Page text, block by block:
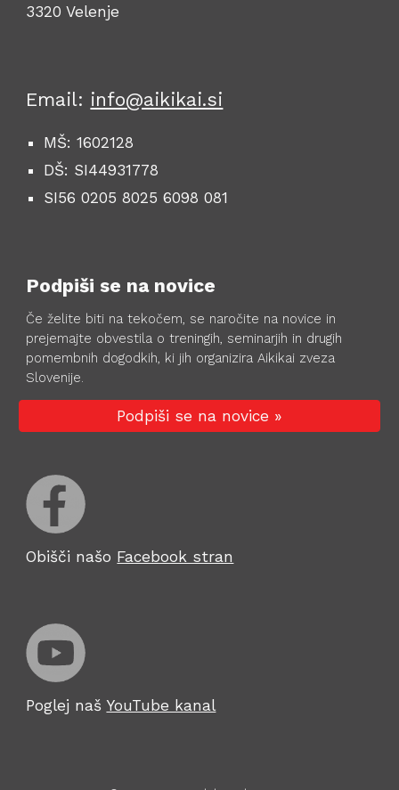
3320 Velenje
Email: info@aikikai.si
MŠ: 1602128
DŠ: SI44931778
SI56 0205 8025 6098 081
Podpiši se na novice
Če želite biti na tekočem, se naročite na novice in
prejemajte obvestila o treningih, seminarjih in drugih
pomembnih dogodkih, ki jih organizira Aikikai zveza
Slovenije.
Podpiši se na novice »
Obišči našo Facebook stran
Poglej naš YouTube kanal